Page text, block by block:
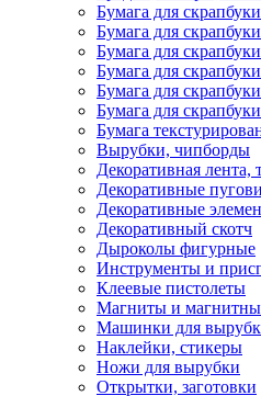
Бумага для
Бумага для
Бумага для
Бумага для
Бумага для
Бумага для
Бумага
Вырубки, чипборды
Декоративная лента,
Декоративные
Декоративные
Декоративный скотч
Дыроколы фигурные
Инструменты и
Клеевые пистолеты
Магниты и
Машинки для
Наклейки, стикеры
Ножи для вырубки
Открытки, заготовки